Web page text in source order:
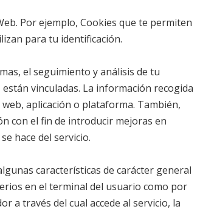
Por ejemplo, Cookies que te permiten
para tu identificación.
el seguimiento y análisis de tu
vinculadas. La información recogida
aplicación o plataforma. También,
con el fin de introducir mejoras en
hace del servicio.
características de carácter general
en el terminal del usuario como por
a través del cual accede al servicio, la